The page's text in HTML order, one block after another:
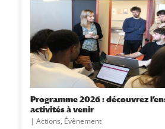
Programme 2026 : découvrez
activités à venir
Actions, Évènement